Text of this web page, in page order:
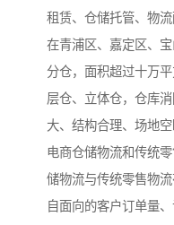
租赁、仓储托管、物
在青浦区、嘉定区、
分仓，面积超过十万
层仓、立体仓，仓库
大、结构合理、场地空
电商仓储物流和传统
储物流与传统零售物
自面向的客户订单量